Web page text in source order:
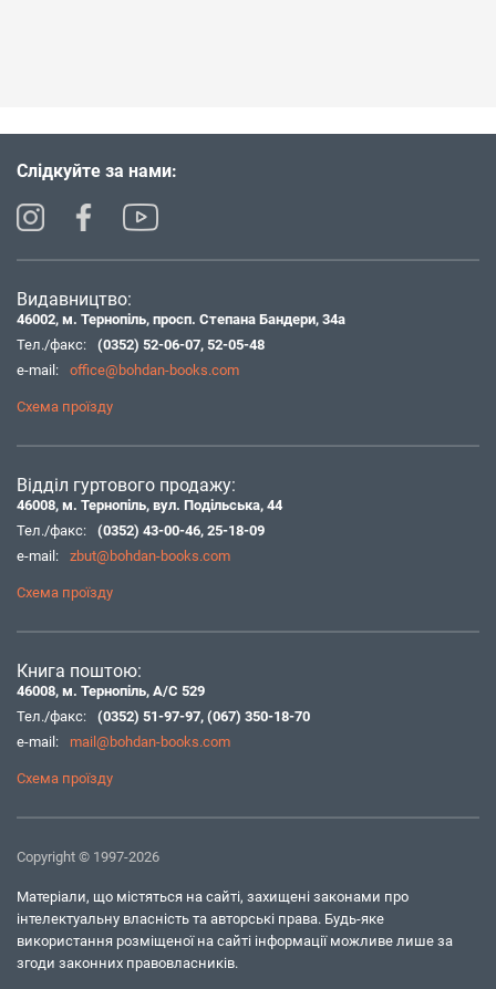
Слідкуйте за нами:
Видавництво:
46002, м. Тернопіль, просп. Степана Бандери, 34а
Тел./факс:
(0352) 52-06-07, 52-05-48
e-mail:
office@bohdan-books.com
Схема проїзду
Відділ гуртового продажу:
46008, м. Тернопіль, вул. Подільська, 44
Тел./факс:
(0352) 43-00-46, 25-18-09
e-mail:
zbut@bohdan-books.com
Схема проїзду
Книга поштою:
46008, м. Тернопіль, А/С 529
Тел./факс:
(0352) 51-97-97, (067) 350-18-70
e-mail:
mail@bohdan-books.com
Схема проїзду
Copyright © 1997-2026
Матеріали, що містяться на сайті, захищені законами про
інтелектуальну власність та авторські права. Будь-яке
використання розміщеної на сайті інформації можливе лише за
згоди законних правовласників.